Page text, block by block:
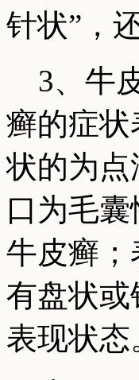
针状”，
3、牛
癣的症
状的为
口为毛
牛皮癣
有盘状
表现状态